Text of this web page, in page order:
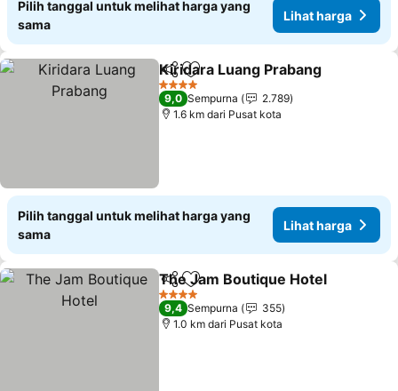
Pilih tanggal untuk melihat harga yang
sama
Lihat harga
BagikanTambahkan ke favorit
Kiridara Luang Prabang
4 Bintang
9,0 Sempurna
2.789
1.6 km dari Pusat kota
Pilih tanggal untuk melihat harga yang
sama
Lihat harga
BagikanTambahkan ke favorit
The Jam Boutique Hotel
4 Bintang
9,4 Sempurna
355
1.0 km dari Pusat kota